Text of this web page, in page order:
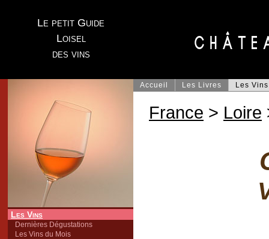
Le petit Guide
Loisel
des vins
Les Vins
Dernières Dégustations
Les Vins du Mois
Accueil Les Livres Les Vins
France > Loire